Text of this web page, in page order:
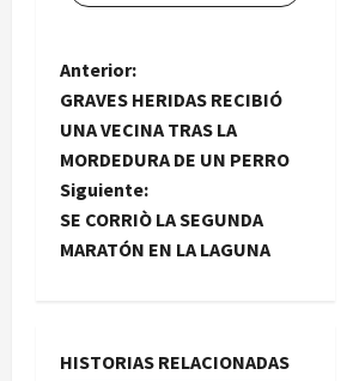
N
a
v
e
Anterior:
GRAVES HERIDAS RECIBIÓ
UNA VECINA TRAS LA
MORDEDURA DE UN PERRO
Siguiente:
SE CORRIÒ LA SEGUNDA
MARATÓN EN LA LAGUNA
HISTORIAS RELACIONADAS